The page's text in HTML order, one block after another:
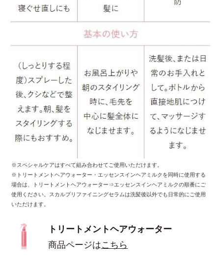
※スペシャルケアはすべて組み合わせてご使用いただけます。
※トリートメントヘアウォーター・エッセンスインヘアミルクを同時に使用する
場合は、トリートメントヘアウォーター⇒エッセンスインヘアミルクの順番にご
使用ください。スカルプリファイニングセラムは洗髪後以外でも日常的にご使用
いただけます。
トリートメントヘアウォーター
商品ページはこちら